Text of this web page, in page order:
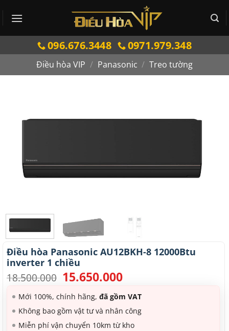
qua
096.676.3448 0971.979.348
Điều hòa VIP / Panasonic / Treo tường
Điều hòa Panasonic AU12BKH-8 12000Btu
inverter 1 chiều
18.500.000 Giá
gốc
là:
18.500.000.
15.650.000Giá
tại
là:
15.650.000.
Mới 100%, chính hãng, đã gồm VAT
Không bao gồm vật tư và nhân công
Miễn phí vận chuyển 10km từ kho